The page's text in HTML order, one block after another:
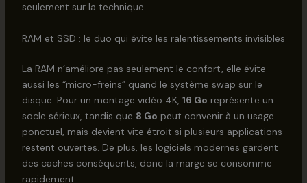
seulement sur la technique.
RAM et SSD : le duo qui évite les ralentissements invisibles
La RAM n’améliore pas seulement le confort, elle évite
aussi les “micro-freins” quand le système swap sur le
disque. Pour un montage vidéo 4K, 16 Go représente un
socle sérieux, tandis que 8 Go peut convenir à un usage
ponctuel, mais devient vite étroit si plusieurs applications
restent ouvertes. De plus, les logiciels modernes gardent
des caches conséquents, donc la marge se consomme
rapidement.